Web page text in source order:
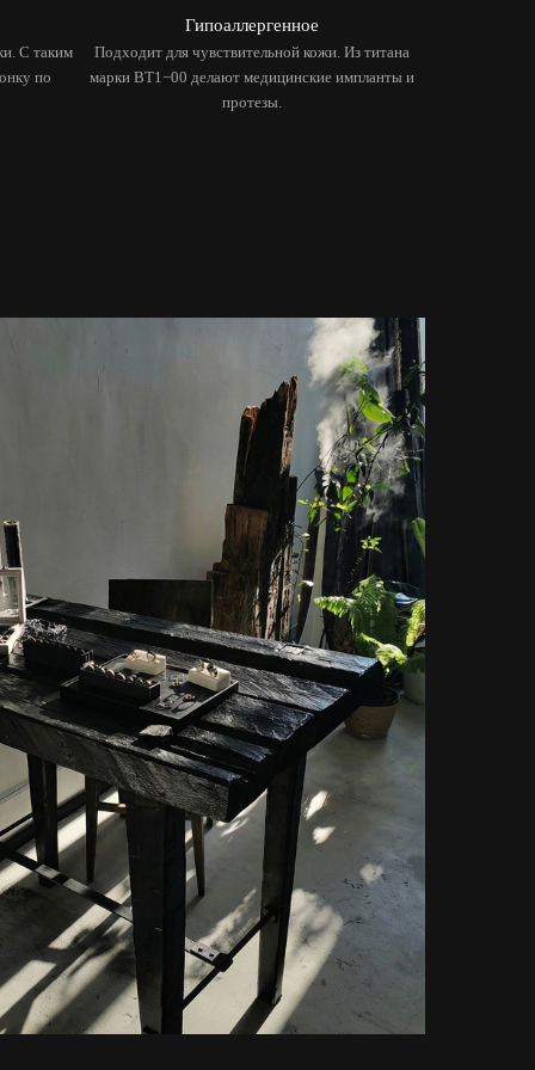
С таким
по
Гипоаллергенное
Подходит для чувствительной кожи. Из титана
марки BT1−00 делают медицинские импланты и
протезы.